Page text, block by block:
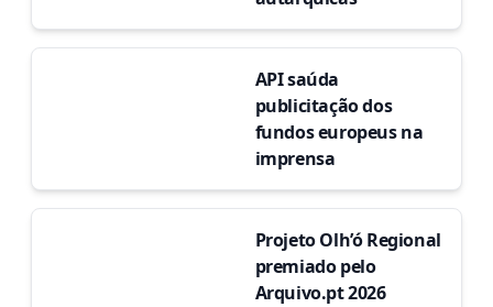
API saúda
publicitação dos
fundos europeus na
imprensa
Projeto Olh’ó Regional
premiado pelo
Arquivo.pt 2026